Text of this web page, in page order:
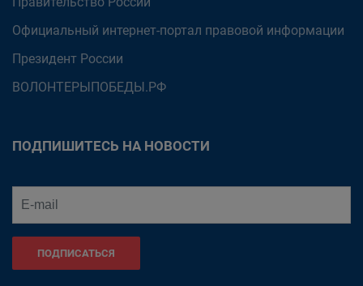
Официальный интернет-портал правовой информации
Президент России
ВОЛОНТЕРЫПОБЕДЫ.РФ
ПОДПИШИТЕСЬ НА НОВОСТИ
ПОДПИСАТЬСЯ